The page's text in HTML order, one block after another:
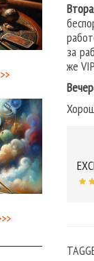
за
же